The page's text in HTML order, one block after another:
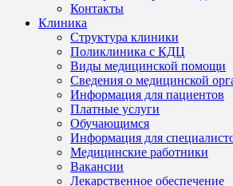
Контакты
Клиника
Структура клиники
Поликлиника с КДЦ
Виды медицинской помощи
Сведения о медицинской
Информация для пациентов
Платные услуги
Обучающимся
Информация для
Медицинские работники
Вакансии
Лекарственное обеспечение